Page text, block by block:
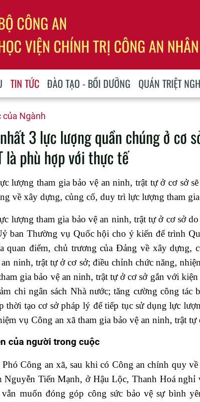
TIN TỨC ĐÀO TẠO - BỒI DƯỠNG QUÁN TRIỆT
của Ngành
3 lực lượng quần chúng ở cơ
là phù hợp với thực tế
lượng tham gia bảo vệ an ninh, trật tự ở cơ sở
về xây dựng, củng cố, duy trì lực lượng tham
lượng tham gia bảo vệ an ninh, trật tự ở cơ sở
ban Thường vụ Quốc hội cho ý kiến để trình
quan điểm, chủ trương của Đảng về xây dựng,
an ninh, trật tự ở cơ sở; điều chỉnh chức năng,
gia bảo vệ an ninh, trật tự ở cơ sở gắn với
chi ngân sách Nhà nước; tăng cường công tác
thời tạo cơ sở pháp lý để tiếp tục sử dụng lực
vụ Công an xã tham gia bảo vệ an ninh, trật tự
của người trong cuộc
Công an xã, sau khi có Công an chính quy
Nguyễn Tiến Mạnh, ở Hậu Lộc, Thanh Hoá nghỉ
vẫn muốn đóng góp công sức bảo vệ sự bình